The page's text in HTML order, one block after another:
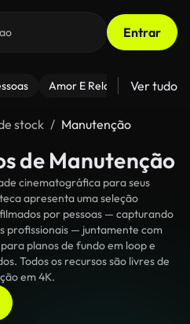
Entrar
Amor E Relacionamentos
Ver tudo
stock Manutenção
de Manutenção
cinematográfica para seus
apresenta uma seleção
por pessoas — capturando
profissionais — juntamente com
planos de fundo em loop e
Todos os recursos são livres de
em 4K.